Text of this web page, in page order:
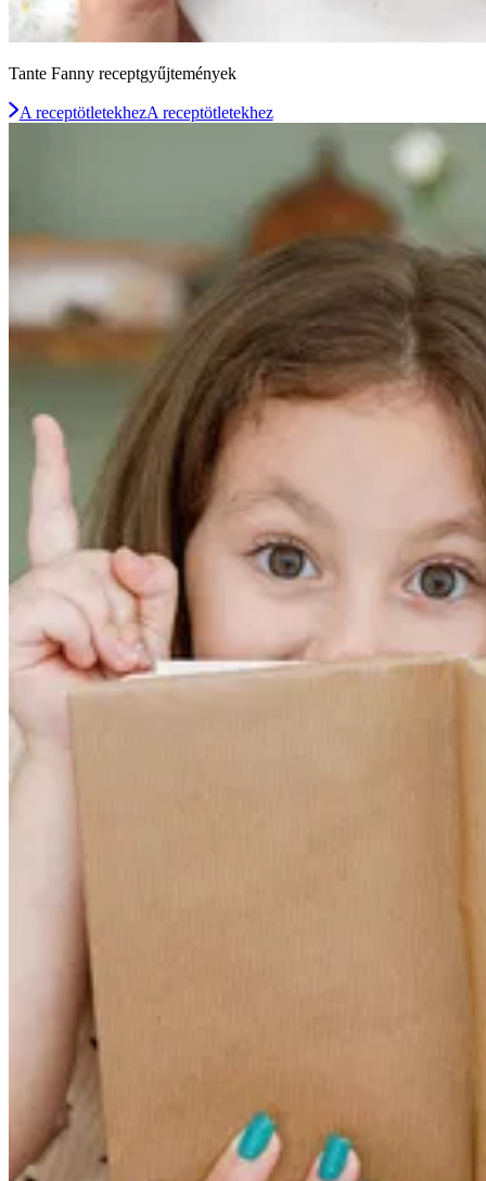
Tante Fanny receptgyűjtemények
A receptötletekhezA receptötletekhez